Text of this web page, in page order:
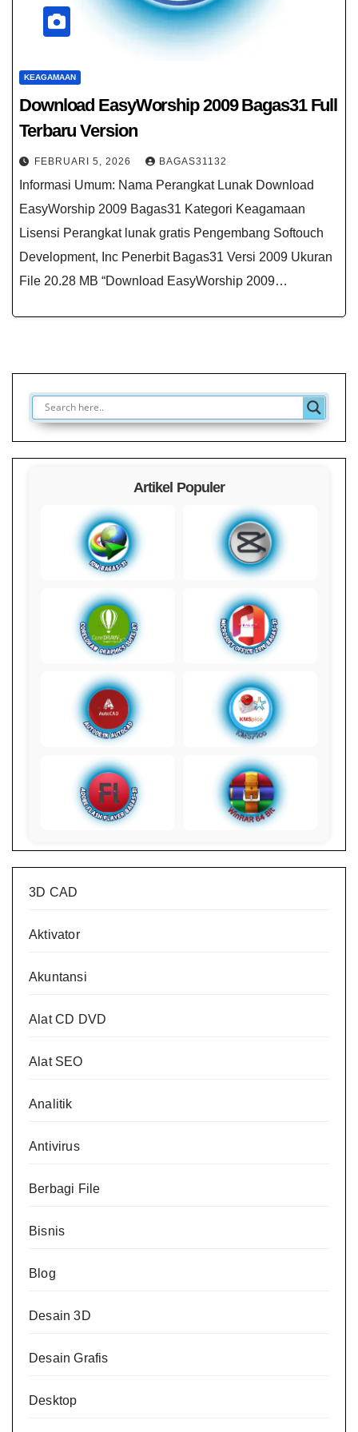
KEAGAMAAN
Download EasyWorship 2009 Bagas31 Full
Terbaru Version
FEBRUARI 5, 2026 BAGAS31132
Informasi Umum: Nama Perangkat Lunak Download
EasyWorship 2009 Bagas31 Kategori Keagamaan
Lisensi Perangkat lunak gratis Pengembang Softouch
Development, Inc Penerbit Bagas31 Versi 2009 Ukuran
File 20.28 MB “Download EasyWorship 2009…
Artikel Populer
3D CAD
Aktivator
Akuntansi
Alat CD DVD
Alat SEO
Analitik
Antivirus
Berbagi File
Bisnis
Blog
Desain 3D
Desain Grafis
Desktop